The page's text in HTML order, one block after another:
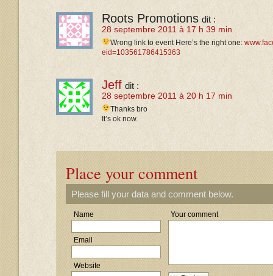
Roots Promotions dit :
28 septembre 2011 à 17 h 39 min
Wrong link to event Here’s the right one:
eid=103561786415363
Jeff dit :
28 septembre 2011 à 20 h 17 min
Thanks bro
It’s ok now.
Place your comment
Please fill your data and comment below.
Name
Email
Website
Your comment